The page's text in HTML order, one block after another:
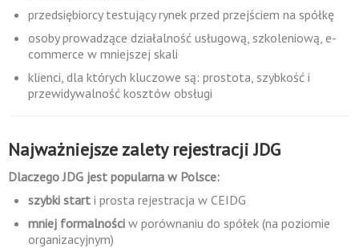
przedsiębiorcy testujący rynek przed przejściem na spółkę
osoby prowadzące działalność usługową, szkoleniową, e-
commerce w mniejszej skali
klienci, dla których kluczowe są: prostota, szybkość i
przewidywalność kosztów obsługi
Najważniejsze zalety rejestracji JDG
Dlaczego JDG jest popularna w Polsce:
szybki start i prosta rejestracja w CEIDG
mniej formalności w porównaniu do spółek (na poziomie
organizacyjnym)